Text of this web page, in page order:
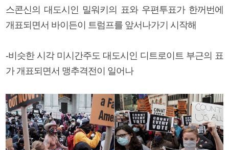
스콘신의 대도시인 밀워키의 표와 우편투표가 한꺼번에
개표되면서 바이든이 트럼프를 앞서나가기 시작해
-비슷한 시각 미시간주도 대도시인 디트로이트 부근의 표
가 개표되면서 맹추격전이 일어나